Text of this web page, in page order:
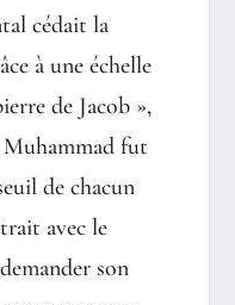
cédait la
à une échelle
de Jacob »,
Muhammad fut
de chacun
avec le
son